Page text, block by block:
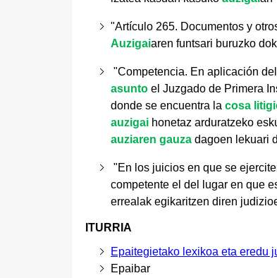
"Artículo 265. Documentos y
Auzigaiaren funtsari buruzko
"Competencia. En aplicación
asunto el Juzgado de Primera
donde se encuentra la cosa
auzigai honetaz arduratzeko
auziaren gauza dagoen lekuari
"En los juicios en que se
competente el del lugar en que
errealak egikaritzen diren
ITURRIA
Epaitegietako lexikoa eta eredu
Epaibar